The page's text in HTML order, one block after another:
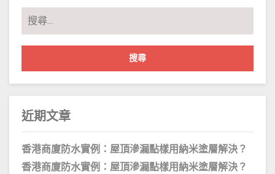
搜
尋
關
字:
近期文章
香港商廈防水實例：屋頂滲漏點樣用納米塗層解決？
香港商廈防水實例：屋頂滲漏點樣用納米塗層解決？